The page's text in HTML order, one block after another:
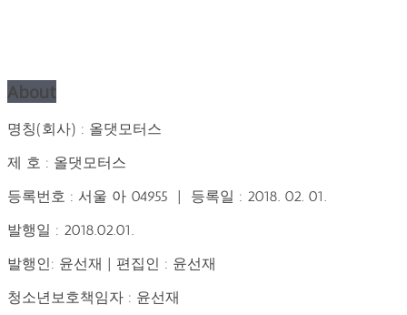
About
명칭(회사) : 올댓모터스
제 호 : 올댓모터스
등록번호 : 서울 아 04955 | 등록일 : 2018. 02. 01.
발행일 : 2018.02.01.
발행인: 윤선재 | 편집인 : 윤선재
청소년보호책임자 : 윤선재